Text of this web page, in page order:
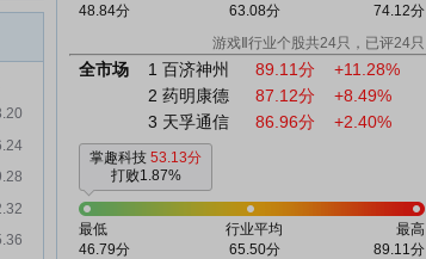
48.84分
63.08分
74.12分
游戏Ⅱ行业个股共24只，已评24只
全市场 1 百济神州 89.11分
+11.28%
2 药明康德 87.12分
+8.49%
3 天孚通信 86.96分 +2.40%
掌趣科技 53.13分
打败1.87%
最低
46.79分
行业平均
65.50分
最高
89.11分